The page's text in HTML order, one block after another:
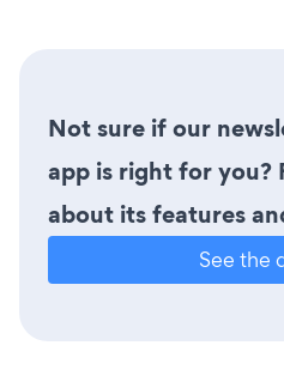
Not sure if our
app is right for you?
about its features
See the